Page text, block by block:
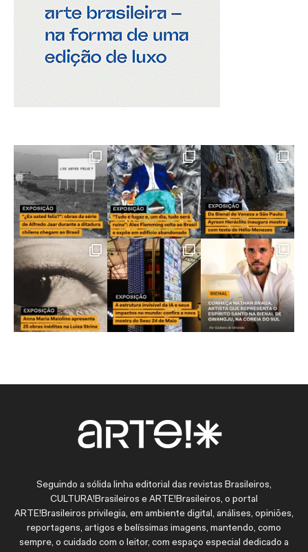
Seguindo a sólida linha editorial das revistas Brasileiros,
CULTURA!Brasileiros e ARTE!Brasileiros, o portal
ARTE!Brasileiros privilegia, em ambiente digital, análises, opiniões,
reportagens, artigos e belíssimas imagens, mantendo, como
sempre, o cuidado com o leitor, com espaço especial dedicado a